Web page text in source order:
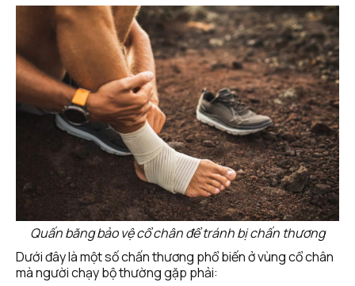
Quấn băng bảo vệ cổ chân để tránh bị chấn thương
Dưới đây là một số chấn thương phổ biến ở vùng cổ chân
mà người chạy bộ thường gặp phải: